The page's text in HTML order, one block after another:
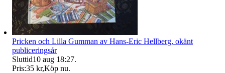
Pricken och Lilla Gumman av Hans-Eric Hellberg, okänt
publiceringsår
Sluttid10 aug 18:27.
Pris:35 kr,Köp nu.